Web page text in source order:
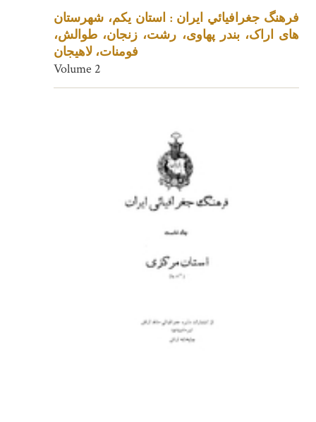
فرهنگ جغرافيائي ايران : استان یکم، شهرستان
های اراک، بندر پهاوی، رشت، زنجان، طوالش،
فومنات، لاهیجان
Volume 2